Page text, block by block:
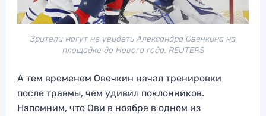
Зрители могут не увидеть Александра Овечкина на
площадке до Нового года. REUTERS
А тем временем Овечкин начал тренировки
после травмы, чем удивил поклонников.
Напомним, что Ови в ноябре в одном из